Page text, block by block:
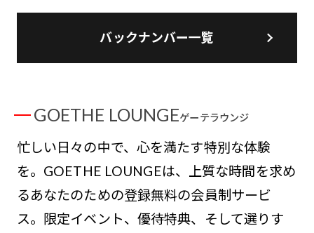
バックナンバー一覧
GOETHE LOUNGEゲーテラウンジ
忙しい日々の中で、心を満たす特別な体験
を。GOETHE LOUNGEは、上質な時間を求め
るあなたのための登録無料の会員制サービ
ス。限定イベント、優待特典、そして選りす